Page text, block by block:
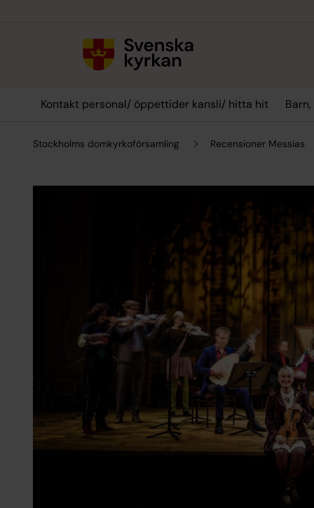
Kontakt personal/ öppettider kansli/ hitta hit
Stockholms domkyrkoförsamling Recensioner Messias